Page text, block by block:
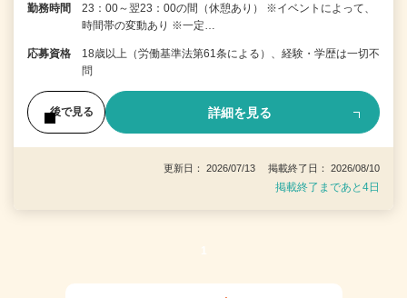
勤務時間
23：00～翌23：00の間（休憩あり） ※イベントによって、
時間帯の変動あり ※一定…
応募資格
18歳以上（労働基準法第61条による）、経験・学歴は一切不
問
後で見る 詳細を見る
更新日： 2026/07/13 掲載終了日： 2026/08/10
掲載終了まであと4日
1